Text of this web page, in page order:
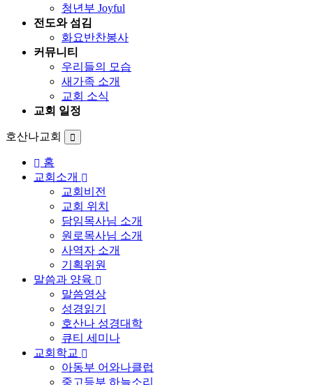
청년부 Joyful
전도와 섬김
화요반찬봉사
커뮤니티
우리들의 모습
새가족 소개
교회 소식
교회 일정
호산나교회
홈
교회소개
교회비전
교회 위치
담임목사님 소개
원로목사님 소개
사역자 소개
기획위원
말씀과 양육
말씀영상
성경읽기
호산나 성경대학
큐티 세미나
교회학교
아동부 어와나클럽
중고등부 하늘소리